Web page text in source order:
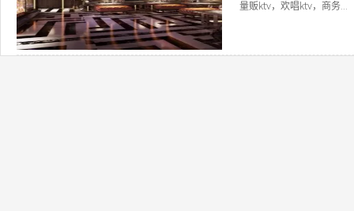
量贩ktv，欢唱ktv，商务...